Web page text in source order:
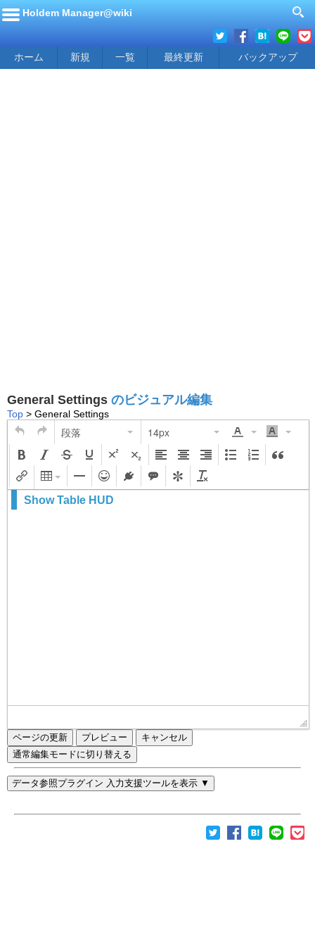
Holdem Manager@wiki
ホーム 新規 一覧 最終更新 バックアップ
General Settings のビジュアル編集
Top > General Settings
段落 14px
ページの更新
通常編集モードに切り替える
データ参照プラグイン 入力支援ツールを表示 ▼